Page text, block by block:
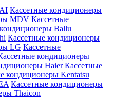
Кассетные кондиционеры
MDV Кассетные
Ballu
Кассетные кондиционеры
LG Кассетные
кондиционеры
Haier Кассетные
кондиционеры Kentatsu
Кассетные кондиционеры
Thaicon